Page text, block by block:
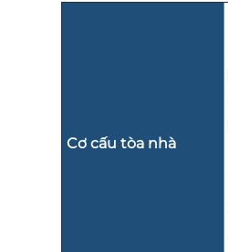
Cơ cấu tòa nhà